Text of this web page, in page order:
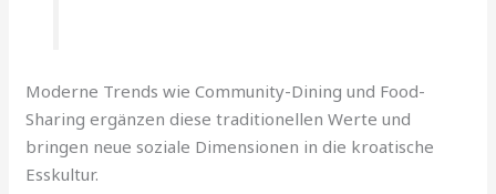
Moderne Trends wie Community-Dining und Food-
Sharing ergänzen diese traditionellen Werte und
bringen neue soziale Dimensionen in die kroatische
Esskultur.